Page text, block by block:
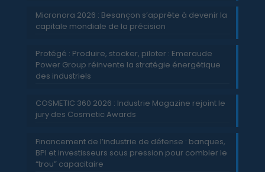
Micronora 2026 : Besançon s’apprête à devenir la
capitale mondiale de la précision
Protégé : Produire, stocker, piloter : Emeraude
Power Group réinvente la stratégie énergétique
des industriels
COSMETIC 360 2026 : Industrie Magazine rejoint le
jury des Cosmetic Awards
Financement de l’industrie de défense : banques,
BPI et investisseurs sous pression pour combler le
“trou” capacitaire